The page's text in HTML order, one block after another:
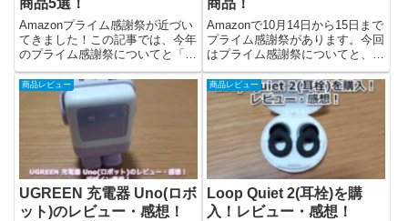
商品5選！
Amazonプライム感謝祭が近づい
てきました！この記事では、今年
のプライム感謝祭についてと「ち
ょっと見せます。」ページを元に
おすすめの商品を紹介いたしま
す。ゲストさんプライム感謝祭っ
て何？教えて！yasuakiプライム
感謝祭について解説して...
商品！
Amazonで10月14日から15日まで
プライム感謝祭があります。今回
はプライム感謝祭についてと、一
部公開されている対象商品でおす
すめの商品を紹介しています。※
セール価格や割引率は、確認でき
たものから順次載せていきます。
Amazonの10月...
商品レビュー
UGREEN 充電器 Uno(ロボ
ット)のレビュー・感想！
商品レビュー
Loop Quiet 2(耳栓)を購
入！レビュー・感想！